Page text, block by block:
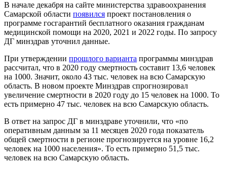
В начале декабря на сайте министерства здравоохранения
Самарской области появился проект постановления о
программе госгарантий бесплатного оказания гражданам
медицинской помощи на 2020, 2021 и 2022 годы. По запросу
ДГ минздрав уточнил данные.
При утверждении прошлого варианта программы минздрав
рассчитал, что в 2020 году смертность составит 13,6 человек
на 1000. Значит, около 43 тыс. человек на всю Самарскую
область. В новом проекте Минздрав спрогнозировал
увеличение смертности в 2020 году до 15 человек на 1000. То
есть примерно 47 тыс. человек на всю Самарскую область.
В ответ на запрос ДГ в минздраве уточнили, что «по
оперативным данным за 11 месяцев 2020 года показатель
общей смертности в регионе прогнозируется на уровне 16,2
человек на 1000 населения». То есть примерно 51,5 тыс.
человек на всю Самарскую область.